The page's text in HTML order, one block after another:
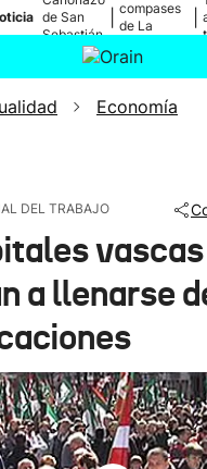
de San
Sebastián
compases
de La
Actualidad
Ikusmiran
Eguraldia
Economía
DEL TRABAJO
vascas
a llenarse